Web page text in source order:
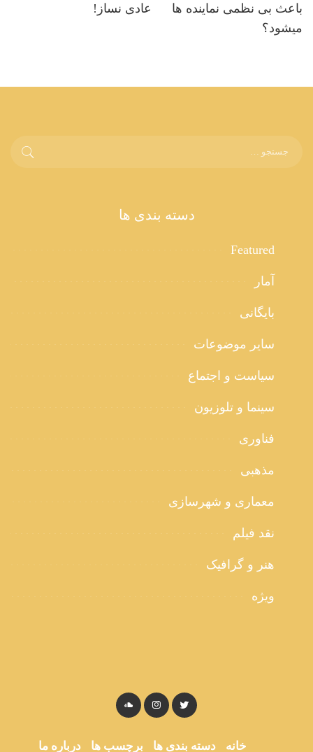
باعث بی نظمی نماینده ها
میشود؟
عادی نساز!
دسته بندی ها
Featured
آمار
بایگانی
سایر موضوعات
سیاست و اجتماع
سینما و تلوزیون
فناوری
مذهبی
معماری و شهرسازی
نقد فیلم
هنر و گرافیک
ویژه
خانه دسته بندی ها برچسب ها درباره ما